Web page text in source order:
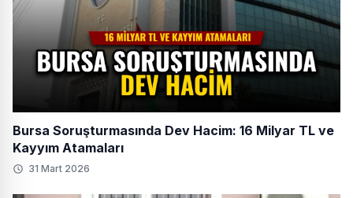
Bursa Soruşturmasında Dev Hacim: 16 Milyar TL ve
Kayyım Atamaları
31 Mart 2026